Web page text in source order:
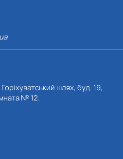
шлях, буд. 19,
№ 12.